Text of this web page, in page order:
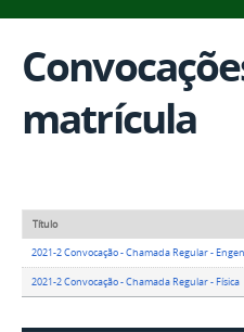
matrícula
Título
2021-2 Convocação - Chamada Regular -
2021-2 Convocação - Chamada Regular - Física